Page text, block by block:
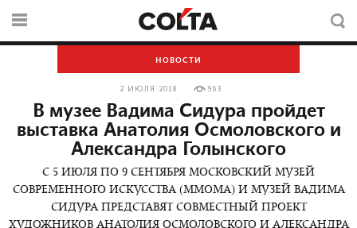
НОВОСТИ
2 ИЮЛЯ 2018 963
В музее Вадима Сидура пройдет
выставка Анатолия Осмоловского и
Александра Голынского
С 5 ИЮЛЯ ПО 9 СЕНТЯБРЯ МОСКОВСКИЙ МУЗЕЙ
СОВРЕМЕННОГО ИСКУССТВА (ММОМА) И МУЗЕЙ ВАДИМА
СИДУРА ПРЕДСТАВЯТ СОВМЕСТНЫЙ ПРОЕКТ
ХУДОЖНИКОВ АНАТОЛИЯ ОСМОЛОВСКОГО И АЛЕКСАНДРА